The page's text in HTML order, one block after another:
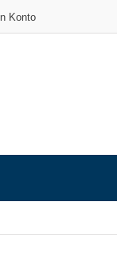
Konto